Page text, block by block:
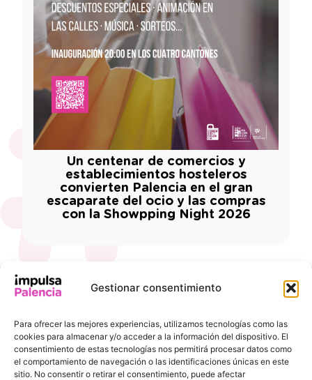
Gestionar consentimiento
Para ofrecer las mejores experiencias, utilizamos tecnologías como las
cookies para almacenar y/o acceder a la información del dispositivo. El
consentimiento de estas tecnologías nos permitirá procesar datos como
el comportamiento de navegación o las identificaciones únicas en este
sitio. No consentir o retirar el consentimiento, puede afectar
Un centenar de comercios y
establecimientos hosteleros
convierten Palencia en el gran
escaparate del ocio y las compras
con la Showpping Night 2026
INTERÉS
Ayuntamiento de
Palencia
Agencia de
DE
CONTACTO
Pl. de la
Inmaculada, 8,
34001 Palencia